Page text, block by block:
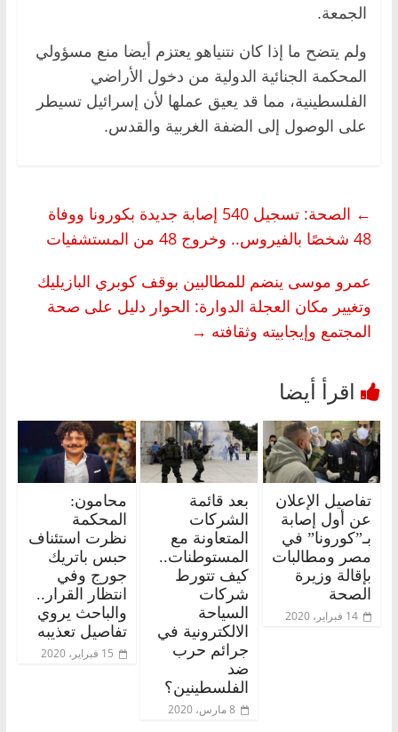
الجمعة.
ولم يتضح ما إذا كان نتنياهو يعتزم أيضا منع مسؤولي
المحكمة الجنائية الدولية من دخول الأراضي
الفلسطينية، مما قد يعيق عملها لأن إسرائيل تسيطر
على الوصول إلى الضفة الغربية والقدس.
←
الصحة: تسجيل 540 إصابة جديدة بكورونا ووفاة
48 شخصًا بالفيروس.. وخروج 48 من المستشفيات
عمرو موسى ينضم للمطالبين بوقف كوبري البازيليك
وتغيير مكان العجلة الدوارة: الحوار دليل على صحة
المجتمع وإيجابيته وثقافته →
تفاصيل الإعلان
عن أول إصابة
بـ”كورونا” في
مصر ومطالبات
بإقالة وزيرة
الصحة
14 فبراير، 2020
بعد قائمة
الشركات
المتعاونة مع
المستوطنات..
كيف تتورط
شركات
السياحة
الالكترونية في
جرائم حرب
ضد
الفلسطينين؟
8 مارس، 2020
محامون:
المحكمة
نظرت استئناف
حبس باتريك
جورج وفي
انتظار القرار..
والباحث يروي
تفاصيل تعذيبه
15 فبراير، 2020